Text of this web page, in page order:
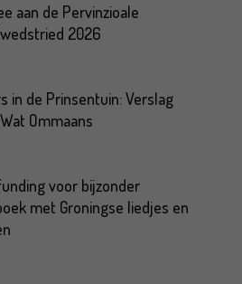
aan de Pervinzioale
2026
in de Prinsentuin: Verslag
Ommaans
voor bijzonder
met Groningse liedjes en